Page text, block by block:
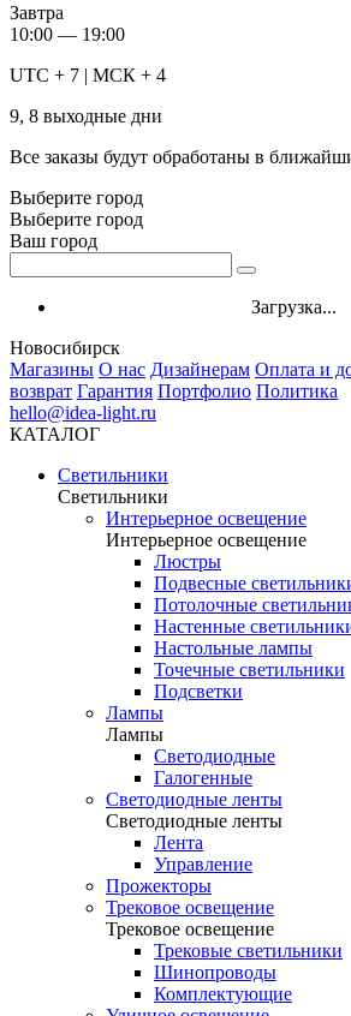
Завтра
10:00 — 19:00
UTC + 7 | МСК + 4
9, 8 выходные дни
Все заказы будут обработаны в
Выберите город
Выберите город
Ваш город
Загрузка...
Новосибирск
Магазины О нас Дизайнерам Оплата и
возврат Гарантия Портфолио Политика
hello@idea-light.ru
КАТАЛОГ
Светильники
Светильники
Интерьерное освещение
Интерьерное освещение
Люстры
Подвесные
Потолочные
Настенные
Настольные лампы
Точечные светильники
Подсветки
Лампы
Лампы
Светодиодные
Галогенные
Светодиодные ленты
Светодиодные ленты
Лента
Управление
Прожекторы
Трековое освещение
Трековое освещение
Трековые светильники
Шинопроводы
Комплектующие